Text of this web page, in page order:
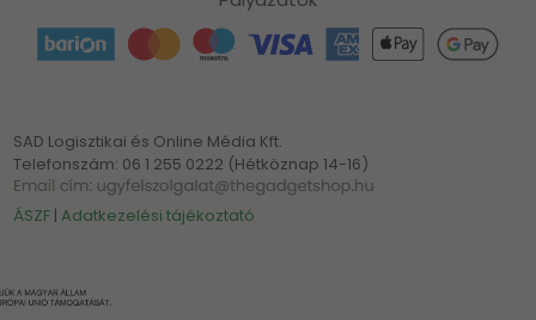
SAD Logisztikai és Online Média Kft.
Telefonszám: 06 1 255 0222 (Hétköznap 14-16)
ÁSZF |Adatkezelési tájékoztató